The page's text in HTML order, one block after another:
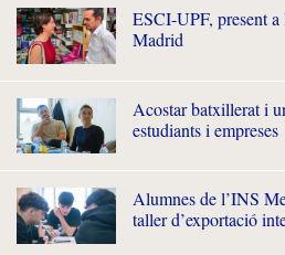
ESCI-UPF, present
Madrid
Acostar batxillerat i
estudiants i empreses
Alumnes de l’INS
taller d’exportació